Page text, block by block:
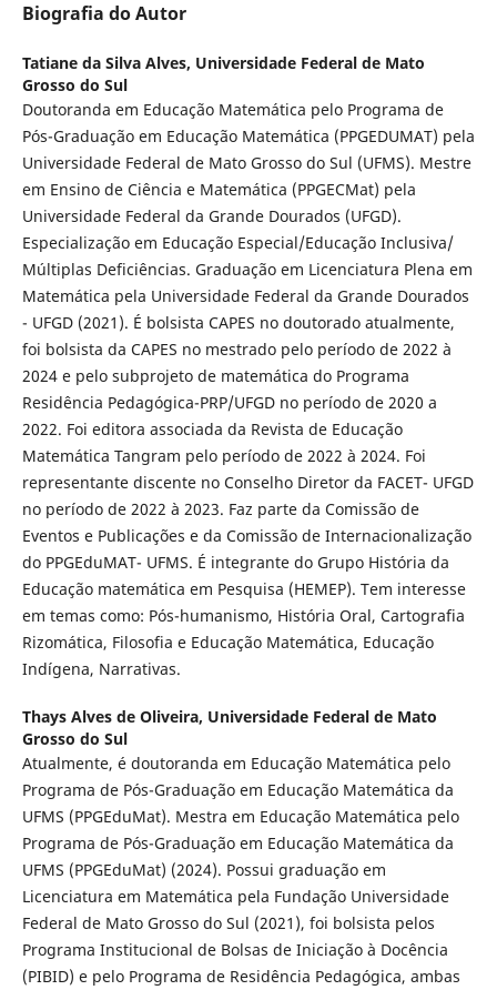
Biografia do Autor
Tatiane da Silva Alves, Universidade Federal de Mato
Grosso do Sul
Doutoranda em Educação Matemática pelo Programa de
Pós-Graduação em Educação Matemática (PPGEDUMAT) pela
Universidade Federal de Mato Grosso do Sul (UFMS). Mestre
em Ensino de Ciência e Matemática (PPGECMat) pela
Universidade Federal da Grande Dourados (UFGD).
Especialização em Educação Especial/Educação Inclusiva/
Múltiplas Deficiências. Graduação em Licenciatura Plena em
Matemática pela Universidade Federal da Grande Dourados
- UFGD (2021). É bolsista CAPES no doutorado atualmente,
foi bolsista da CAPES no mestrado pelo período de 2022 à
2024 e pelo subprojeto de matemática do Programa
Residência Pedagógica-PRP/UFGD no período de 2020 a
2022. Foi editora associada da Revista de Educação
Matemática Tangram pelo período de 2022 à 2024. Foi
representante discente no Conselho Diretor da FACET- UFGD
no período de 2022 à 2023. Faz parte da Comissão de
Eventos e Publicações e da Comissão de Internacionalização
do PPGEduMAT- UFMS. É integrante do Grupo História da
Educação matemática em Pesquisa (HEMEP). Tem interesse
em temas como: Pós-humanismo, História Oral, Cartografia
Rizomática, Filosofia e Educação Matemática, Educação
Indígena, Narrativas.
Thays Alves de Oliveira, Universidade Federal de Mato
Grosso do Sul
Atualmente, é doutoranda em Educação Matemática pelo
Programa de Pós-Graduação em Educação Matemática da
UFMS (PPGEduMat). Mestra em Educação Matemática pelo
Programa de Pós-Graduação em Educação Matemática da
UFMS (PPGEduMat) (2024). Possui graduação em
Licenciatura em Matemática pela Fundação Universidade
Federal de Mato Grosso do Sul (2021), foi bolsista pelos
Programa Institucional de Bolsas de Iniciação à Docência
(PIBID) e pelo Programa de Residência Pedagógica, ambas